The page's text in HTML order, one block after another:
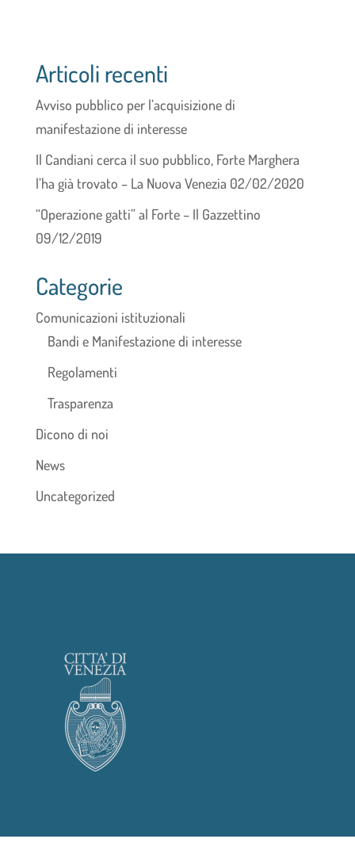
Articoli recenti
Avviso pubblico per l’acquisizione di
manifestazione di interesse
Il Candiani cerca il suo pubblico, Forte Marghera
l’ha già trovato – La Nuova Venezia 02/02/2020
“Operazione gatti” al Forte – Il Gazzettino
09/12/2019
Categorie
Comunicazioni istituzionali
Bandi e Manifestazione di interesse
Regolamenti
Trasparenza
Dicono di noi
News
Uncategorized